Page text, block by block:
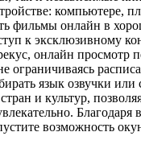
компьютере,
фильмы онлайн в
к эксклюзивному
онлайн просмотр
язык озвучки или
и культур,
Благодаря
возможность